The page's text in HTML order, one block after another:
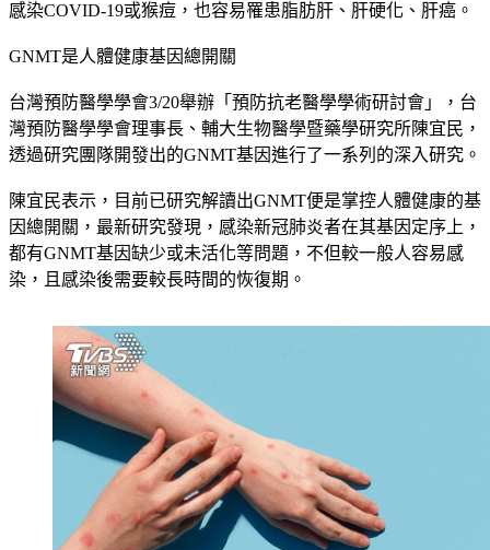
發現GNMT基因有缺少或未活化的人，不但抵抗力較差、容易
台灣預防醫學學會3/20舉辦「預防抗老醫學學術研討會」，台
灣預防醫學學會理事長、輔大生物醫學暨藥學研究所陳宜民，
陳宜民表示，目前已研究解讀出GNMT便是掌控人體健康的基
因總開關，最新研究發現，感染新冠肺炎者在其基因定序上，
都有GNMT基因缺少或未活化等問題，不但較一般人容易感